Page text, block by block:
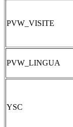
PVW_VISITE
PVW_LINGUA
YSC